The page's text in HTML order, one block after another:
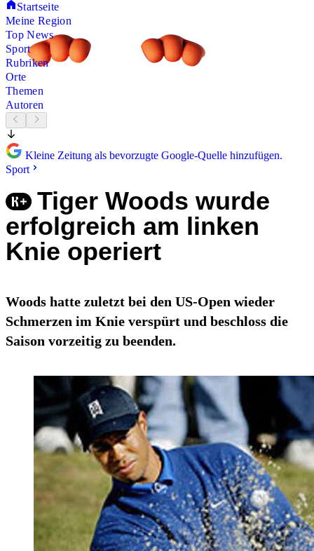
Startseite
Meine Region
Top News
Sport
Rubriken
Orte
Themen
Autoren
Kleine Zeitung als bevorzugte Google-Quelle hinzufügen.
Sport
Tiger Woods wurde
erfolgreich am linken
Knie operiert
Woods hatte zuletzt bei den US-Open wieder
Schmerzen im Knie verspürt und beschloss die
Saison vorzeitig zu beenden.